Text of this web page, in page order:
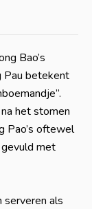
Bao’s
Pau betekent
het stomen
Pao’s oftewel
met
serveren als